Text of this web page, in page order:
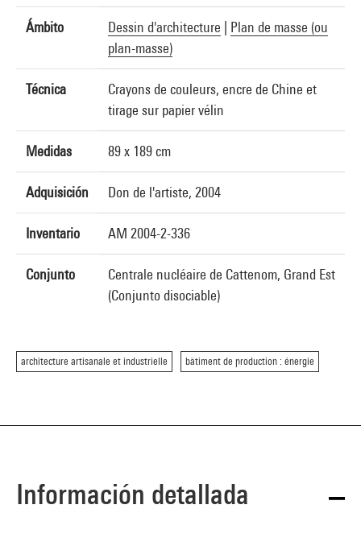
Ámbito Dessin d'architecture
Plan de masse (ou
plan-masse)
Técnica
Crayons de couleurs, encre de Chine et
tirage sur papier vélin
Medidas 89 x 189 cm
Adquisición Don de l'artiste, 2004
Inventario AM 2004-2-336
Conjunto
Centrale nucléaire de Cattenom, Grand Est
(Conjunto disociable)
architecture artisanale et industrielle bâtiment de production : énergie
Información detallada